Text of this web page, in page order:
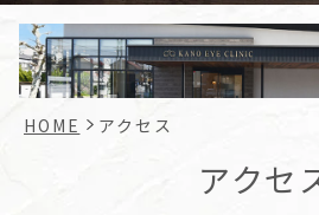
HOME アクセス
アクセ